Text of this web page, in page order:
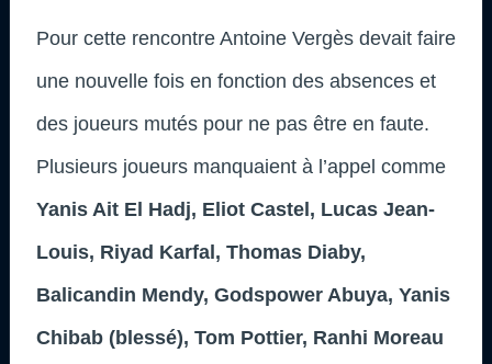
Pour cette rencontre Antoine Vergès devait faire
une nouvelle fois en fonction des absences et
des joueurs mutés pour ne pas être en faute.
Plusieurs joueurs manquaient à l’appel comme
Yanis Ait El Hadj, Eliot Castel, Lucas Jean-
Louis, Riyad Karfal, Thomas Diaby,
Balicandin Mendy, Godspower Abuya, Yanis
Chibab (blessé), Tom Pottier, Ranhi Moreau